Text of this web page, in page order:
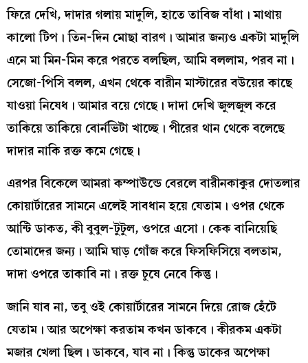
ফিরে দেখি, দাদার গলায় মাদুলি, হাতে তাবিজ বাঁধা। মাথায়
কালো টিপ। তিন-দিন মোছা বারণ। আমার জন্যও একটা মাদুলি
এনে মা মিন-মিন করে পরতে বলছিল, আমি বললাম, পরব না।
সেজো-পিসি বলল, এখন থেকে বারীন মাস্টারের বউয়ের কাছে
যাওয়া নিষেধ। আমার বয়ে গেছে। দাদা দেখি জুলজুল করে
তাকিয়ে তাকিয়ে বোর্নভিটা খাচ্ছে। পীরের থান থেকে বলেছে
দাদার নাকি রক্ত কমে গেছে।
এরপর বিকেলে আমরা কম্পাউন্ডে বেরলে বারীনকাকুর দোতলার
কোয়ার্টারের সামনে এলেই সাবধান হয়ে যেতাম। ওপর থেকে
আন্টি ডাকত, কী বুবুল-টুটুল, ওপরে এসো। কেক বানিয়েছি
তোমাদের জন্য। আমি ঘাড় গোঁজ করে ফিসফিসিয়ে বলতাম,
দাদা ওপরে তাকাবি না। রক্ত চুষে নেবে কিন্তু।
জানি যাব না, তবু ওই কোয়ার্টারের সামনে দিয়ে রোজ হেঁটে
যেতাম। আর অপেক্ষা করতাম কখন ডাকবে। কীরকম একটা
মজার খেলা ছিল। ডাকবে, যাব না। কিন্তু ডাকের অপেক্ষা